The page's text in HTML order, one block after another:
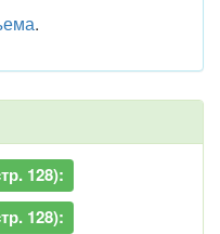
.
128):
128):